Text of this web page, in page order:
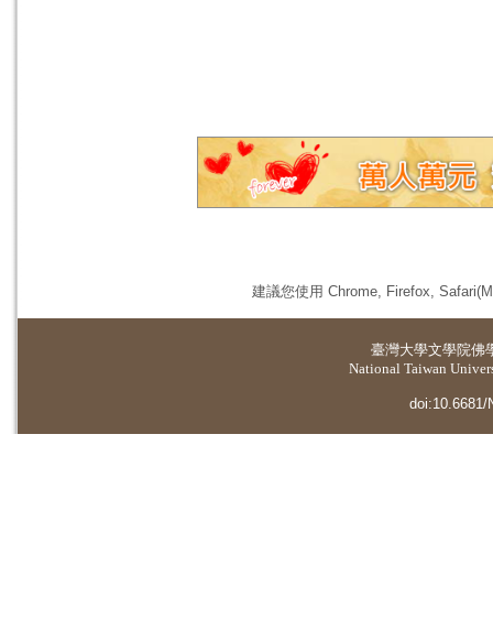
建議您使用 Chrome, Firefox,
臺灣大學文學院佛
National Taiwan
doi:10.6681/